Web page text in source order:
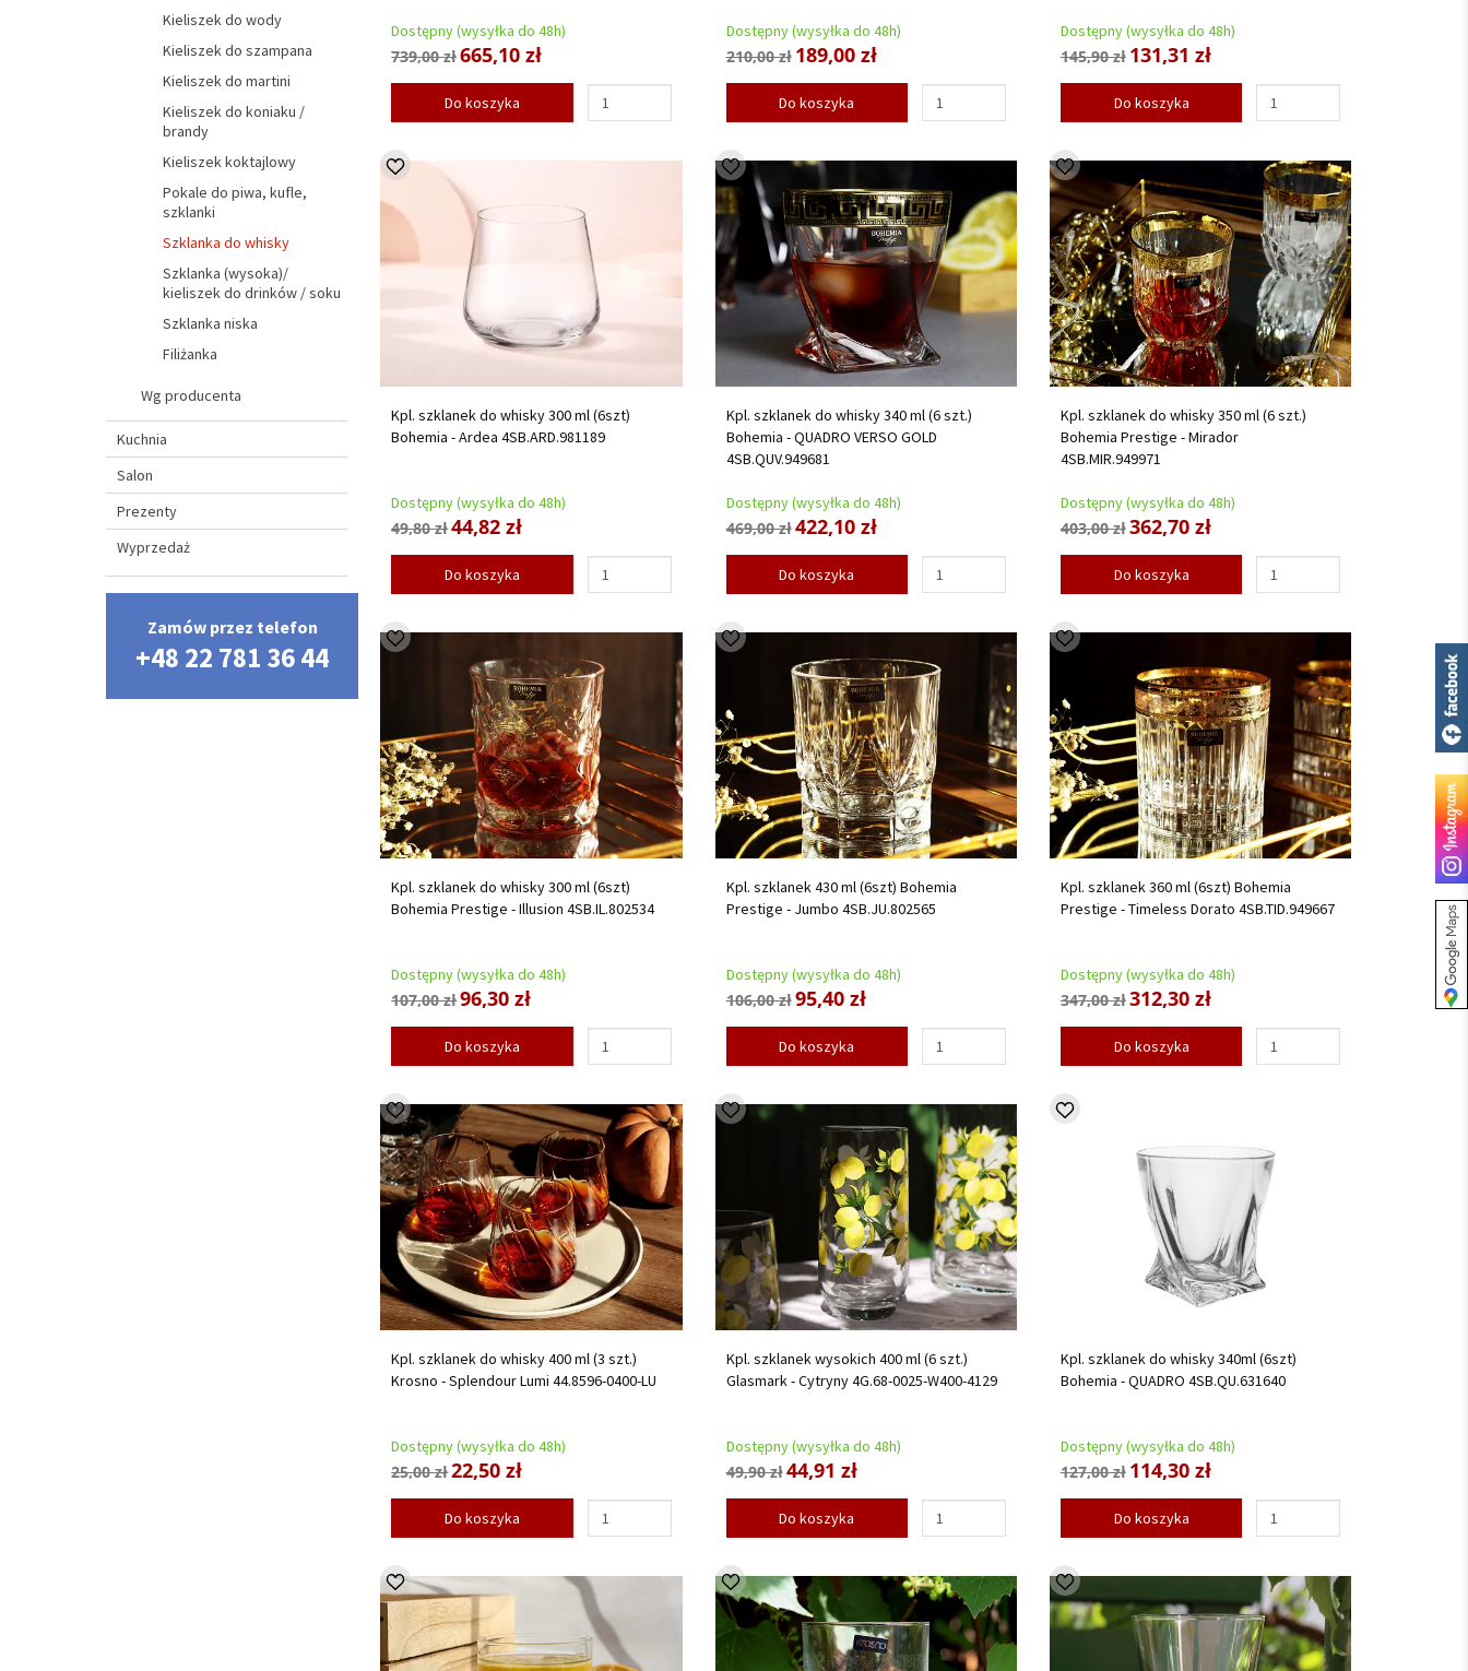
Dostępny (wysyłka do 48h)
739,00 zł665,10 zł
Do koszyka
Dostępny (wysyłka do 48h)
210,00 zł 189,00 zł
Do koszyka
Dostępny (wysyłka do 48h)
145,90 zł 131,31 zł
Do koszyka
Kpl. szklanek do whisky 300 ml (6szt)
Bohemia - Ardea 4SB.ARD.981189
Dostępny (wysyłka do 48h)
49,80 zł44,82 zł
Do koszyka
Kpl. szklanek do whisky 340 ml (6 szt.)
Bohemia - QUADRO VERSO GOLD
4SB.QUV.949681
Dostępny (wysyłka do 48h)
469,00 zł422,10 zł
Do koszyka
Kpl. szklanek do whisky 350 ml (6 szt.)
Bohemia Prestige - Mirador
4SB.MIR.949971
Dostępny (wysyłka do 48h)
403,00 zł362,70 zł
Do koszyka
Kpl. szklanek do whisky 300 ml (6szt)
Bohemia Prestige - Illusion 4SB.IL.802534
Dostępny (wysyłka do 48h)
107,00 zł96,30 zł
Do koszyka
Kpl. szklanek 430 ml (6szt) Bohemia
Prestige - Jumbo 4SB.JU.802565
Dostępny (wysyłka do 48h)
106,00 zł95,40 zł
Do koszyka
Kpl. szklanek 360 ml (6szt) Bohemia
Prestige - Timeless Dorato 4SB.TID.949667
Dostępny (wysyłka do 48h)
347,00 zł312,30 zł
Do koszyka
Kpl. szklanek do whisky 400 ml (3 szt.)
Krosno - Splendour Lumi 44.8596-0400-LU
Dostępny (wysyłka do 48h)
25,00 zł22,50 zł
Do koszyka
Kpl. szklanek wysokich 400 ml (6 szt.)
Glasmark - Cytryny 4G.68-0025-W400-4129
Dostępny (wysyłka do 48h)
49,90 zł44,91 zł
Do koszyka
Kpl. szklanek do whisky 340ml (6szt)
Bohemia - QUADRO 4SB.QU.631640
Dostępny (wysyłka do 48h)
127,00 zł 114,30 zł
Do koszyka
Kieliszek do wody
Kieliszek do szampana
Kieliszek do martini
Kieliszek do koniaku /
brandy
Kieliszek koktajlowy
Pokale do piwa, kufle,
szklanki
Szklanka do whisky
Szklanka (wysoka)/
kieliszek do drinków / soku
Szklanka niska
Filiżanka
Wg producenta
Kuchnia
Salon
Prezenty
Wyprzedaż
Zamów przez telefon
+48 22 781 36 44